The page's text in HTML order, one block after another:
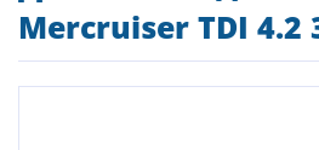
Mercruiser TDI 4.2